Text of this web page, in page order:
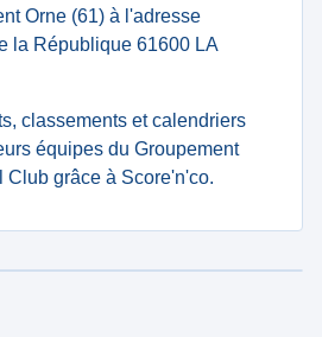
Orne (61) à l'adresse
la République 61600 LA
classements et calendriers
équipes du Groupement
Club grâce à Score'n'co.